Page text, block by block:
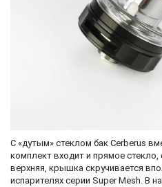
С «дутым» стеклом бак Cerberus
комплект входит и прямое
верхняя, крышка скручивается
испарителях серии Super Mesh. В